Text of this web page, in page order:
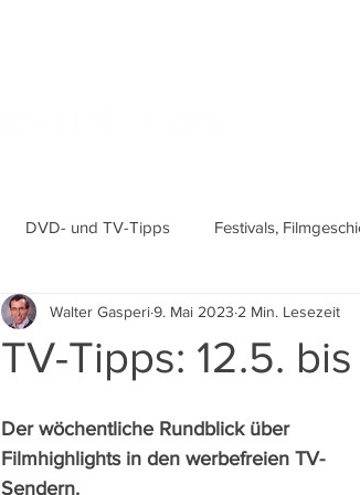
DVD- und TV-Tipps Festivals,
TV-Tipps: 12.5.
Walter Gasperi9. Mai 2023 2 Min. Lesezeit
Der wöchentliche Rundblick über
Filmhighlights in den werbefreien TV-
Sendern.